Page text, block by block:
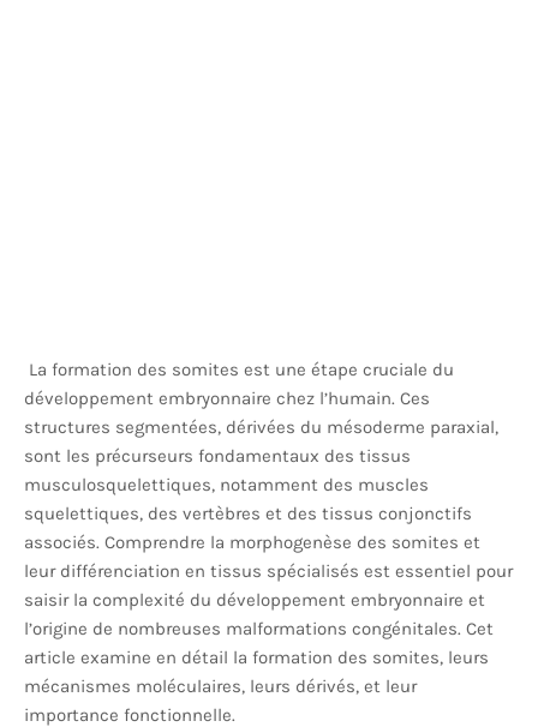
La formation des somites est une étape cruciale du
développement embryonnaire chez l’humain. Ces
structures segmentées, dérivées du mésoderme paraxial,
sont les précurseurs fondamentaux des tissus
musculosquelettiques, notamment des muscles
squelettiques, des vertèbres et des tissus conjonctifs
associés. Comprendre la morphogenèse des somites et
leur différenciation en tissus spécialisés est essentiel pour
saisir la complexité du développement embryonnaire et
l’origine de nombreuses malformations congénitales. Cet
article examine en détail la formation des somites, leurs
mécanismes moléculaires, leurs dérivés, et leur
importance fonctionnelle.